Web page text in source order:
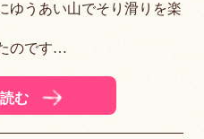
ゆうあい山でそり滑りを楽
のです…
む